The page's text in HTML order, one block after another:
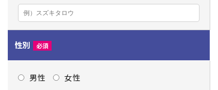
性別 必須
男性 女性